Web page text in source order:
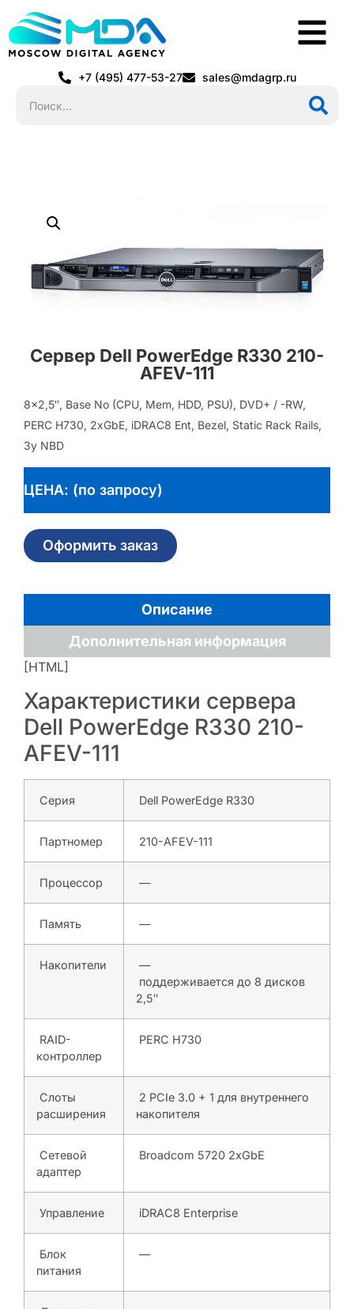
+7 (495) 477-53-27 sales@mdagrp.ru
Сервер Dell PowerEdge R330 210-
AFEV-111
8×2,5″, Base No (CPU, Mem, HDD, PSU), DVD+ / -RW,
PERC H730, 2xGbE, iDRAC8 Ent, Bezel, Static Rack Rails,
3y NBD
ЦЕНА: (по запросу)
Оформить заказ
Описание
Дополнительная информация
[HTML]
Характеристики сервера
Dell PowerEdge R330 210-
AFEV-111
Серия Dell PowerEdge R330
Партномер 210-AFEV-111
Процессор —
Память —
Накопители
—
поддерживается до 8 дисков
2,5″
RAID-
контроллер
PERC H730
Слоты
расширения
2 PCIe 3.0 + 1 для внутреннего
накопителя
Сетевой
адаптер
Broadcom 5720 2xGbE
Управление iDRAC8 Enterprise
Блок
питания
—